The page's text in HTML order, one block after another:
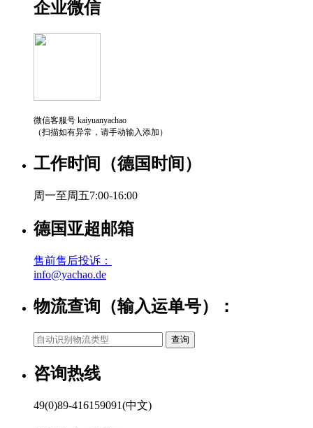
企业微信
微信客服号 kaiyuanyachao
（扫描如有异常，请手动输入添加）
工作时间（德国时间）
周一至周五7:00-16:00
德国亚超邮箱
售前售后投诉：
info@yachao.de
物流查询（输入运单号）：
咨询热线
49(0)89-416159091(中文)